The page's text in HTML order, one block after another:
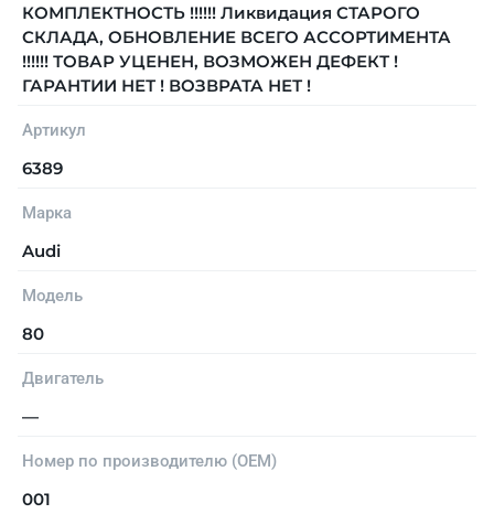
КОМПЛЕКТНОСТЬ !!!!!! Ликвидация СТАРОГО
СКЛАДА, ОБНОВЛЕНИЕ ВСЕГО АССОРТИМЕНТА
!!!!!! ТОВАР УЦЕНЕН, ВОЗМОЖЕН ДЕФЕКТ !
ГАРАНТИИ НЕТ ! ВОЗВРАТА НЕТ !
Артикул
6389
Марка
Audi
Модель
80
Двигатель
—
Номер по производителю (OEM)
001